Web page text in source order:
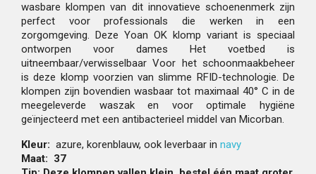
wasbare klompen van dit innovatieve schoenenmerk zijn
perfect voor professionals die werken in een
zorgomgeving. Deze Yoan OK klomp variant is speciaal
ontworpen voor dames Het voetbed is
uitneembaar/verwisselbaar Voor het schoonmaakbeheer
is deze klomp voorzien van slimme RFID-technologie. De
klompen zijn bovendien wasbaar tot maximaal 40° C in de
meegeleverde waszak en voor optimale hygiëne
geïnjecteerd met een antibacterieel middel van Micorban.
Kleur: azure, korenblauw, ook leverbaar in navy
Maat: 37